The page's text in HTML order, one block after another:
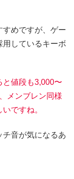
めですが、ゲー
用しているキーボ
と値段も3,000〜
メンブレン同様
ですね。
音が気になるあ